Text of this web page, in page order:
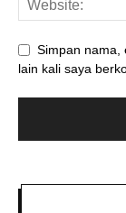
Simpan nama,
lain kali saya